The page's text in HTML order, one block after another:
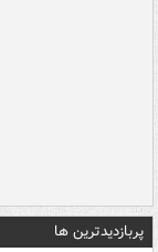
پربازدیدترین ها